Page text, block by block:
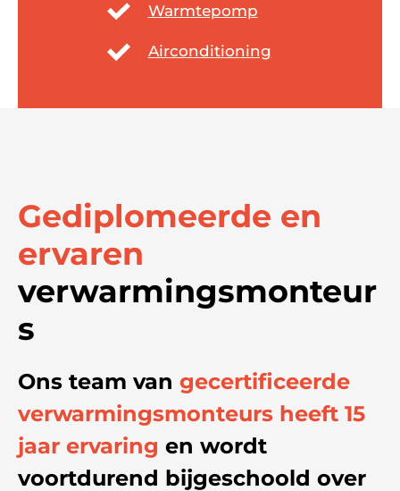
Warmtepomp
Airconditioning
Gediplomeerde en
ervaren
verwarmingsmonteur
s
Ons team van gecertificeerde
verwarmingsmonteurs heeft 15
jaar ervaring en wordt
voortdurend bijgeschoold over